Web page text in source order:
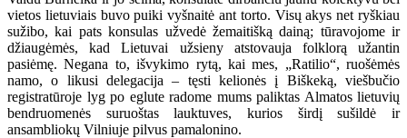
vietos lietuviais buvo puiki vyšnaitė ant torto. Visų akys net ryškiau
sužibo, kai pats konsulas užvedė žemaitišką dainą; tūravojome ir
džiaugėmės, kad Lietuvai užsieny atstovauja folklorą užantin
pasiėmę. Negana to, išvykimo rytą, kai mes, „Ratilio“, ruošėmės
namo, o likusi delegacija – tęsti kelionės į Biškeką, viešbučio
registratūroje lyg po eglute radome mums paliktas Almatos lietuvių
bendruomenės suruoštas lauktuves, kurios širdį sušildė ir
ansambliokų Vilniuje pilvus pamalonino.